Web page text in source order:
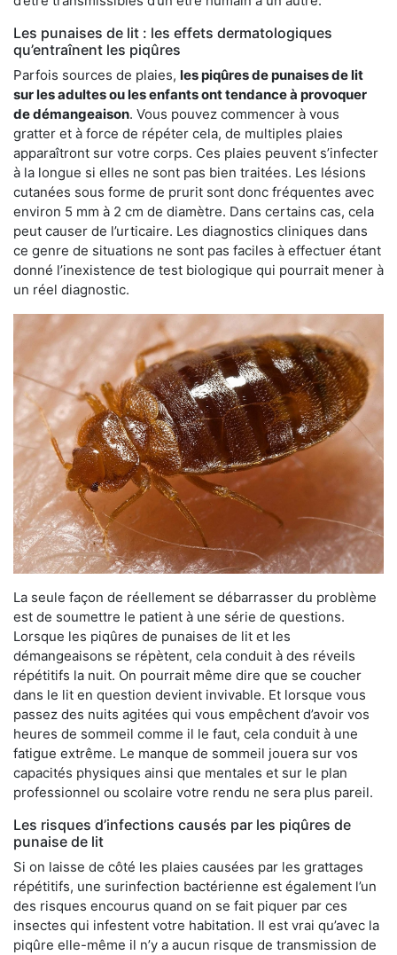
Les punaises de lit : les effets dermatologiques
qu’entraînent les piqûres
Parfois sources de plaies, les piqûres de punaises de lit
sur les adultes ou les enfants ont tendance à provoquer
de démangeaison. Vous pouvez commencer à vous
gratter et à force de répéter cela, de multiples plaies
apparaîtront sur votre corps. Ces plaies peuvent s’infecter
à la longue si elles ne sont pas bien traitées. Les lésions
cutanées sous forme de prurit sont donc fréquentes avec
environ 5 mm à 2 cm de diamètre. Dans certains cas, cela
peut causer de l’urticaire. Les diagnostics cliniques dans
ce genre de situations ne sont pas faciles à effectuer étant
donné l’inexistence de test biologique qui pourrait mener à
un réel diagnostic.
La seule façon de réellement se débarrasser du problème
est de soumettre le patient à une série de questions.
Lorsque les piqûres de punaises de lit et les
démangeaisons se répètent, cela conduit à des réveils
répétitifs la nuit. On pourrait même dire que se coucher
dans le lit en question devient invivable. Et lorsque vous
passez des nuits agitées qui vous empêchent d’avoir vos
heures de sommeil comme il le faut, cela conduit à une
fatigue extrême. Le manque de sommeil jouera sur vos
capacités physiques ainsi que mentales et sur le plan
professionnel ou scolaire votre rendu ne sera plus pareil.
Les risques d’infections causés par les piqûres de
punaise de lit
Si on laisse de côté les plaies causées par les grattages
répétitifs, une surinfection bactérienne est également l’un
des risques encourus quand on se fait piquer par ces
insectes qui infestent votre habitation. Il est vrai qu’avec la
piqûre elle-même il n’y a aucun risque de transmission de